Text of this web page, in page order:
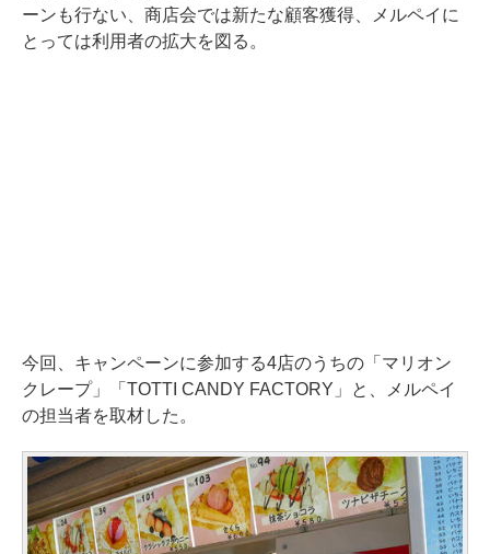
ーンも行ない、商店会では新たな顧客獲得、メルペイに
とっては利用者の拡大を図る。
今回、キャンペーンに参加する4店のうちの「マリオン
クレープ」「TOTTI CANDY FACTORY」と、メルペイ
の担当者を取材した。